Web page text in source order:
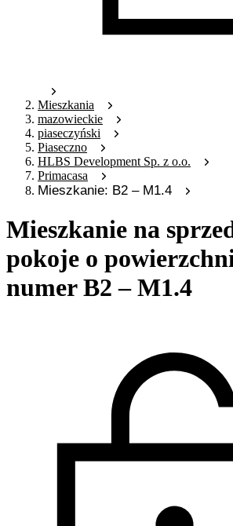
Mieszkania
mazowieckie
piaseczyński
Piaseczno
HLBS Development Sp. z o.o.
Primacasa
Mieszkanie: B2 – M1.4
Mieszkanie na
pokoje o
numer B2 – M1.4